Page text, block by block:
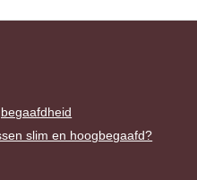
slim en hoogbegaafd?